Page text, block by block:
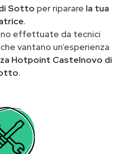
Sotto per riparare la tua
.
effettuate da tecnici
vantano un’esperienza
Hotpoint Castelnovo di
.